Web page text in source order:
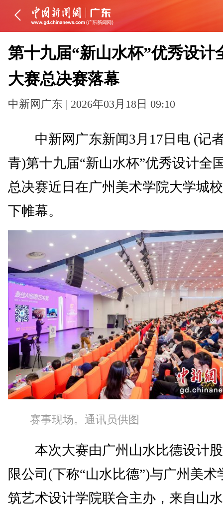
第十九届“新山水杯”优秀设计
大赛总决赛落幕
中新网广东 | 2026年03月18日 09:10
中新网广东新闻3月17日电 (记
青)第十九届“新山水杯”优秀设计全
总决赛近日在广州美术学院大学城
下帷幕。
赛事现场。通讯员供图
本次大赛由广州山水比德设计
限公司(下称“山水比德”)与广州美术
筑艺术设计学院联合主办，来自山